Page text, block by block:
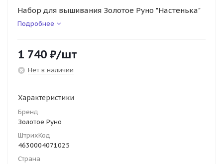
Набор для вышивания Золотое Руно "Настенька"
Подробнее
1 740 ₽/шт
Нет в наличии
Характеристики
Бренд
Золотое Руно
ШтрихКод
4630004071025
Страна